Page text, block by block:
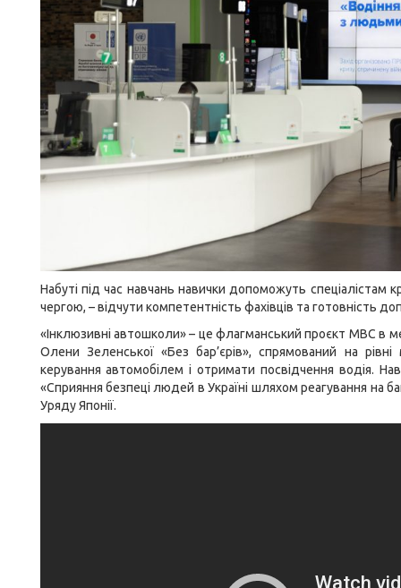
Набуті під час навчань навички допоможуть спеціалістам
чергою, – відчути компетентність фахівців та готовність
«Інклюзивні автошколи» – це флагманський проєкт МВС в
Олени Зеленської «Без бар’єрів», спрямований на
керування автомобілем і отримати посвідчення водія.
«Сприяння безпеці людей в Україні шляхом реагування на
Уряду Японії.